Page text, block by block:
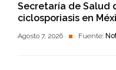
Secretaría de Salud
ciclosporiasis en
Agosto 7, 2026 Fuente: